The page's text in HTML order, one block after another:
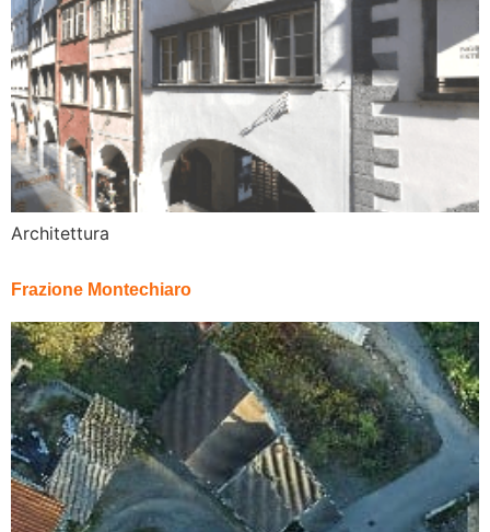
Architettura
Frazione Montechiaro